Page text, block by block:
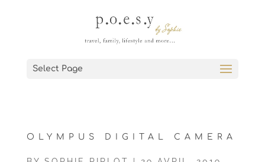
Select Page
OLYMPUS DIGITAL CAMERA